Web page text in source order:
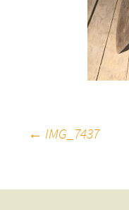
← IMG_7437